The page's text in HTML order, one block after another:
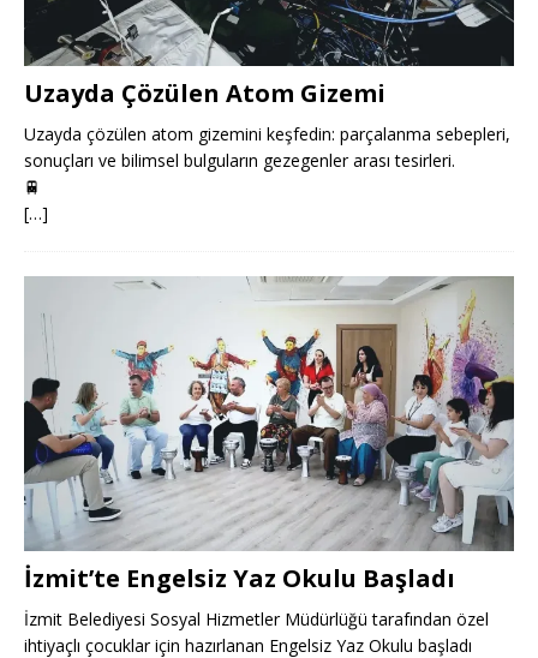
Uzayda Çözülen Atom Gizemi
Uzayda çözülen atom gizemini keşfedin: parçalanma sebepleri,
sonuçları ve bilimsel bulguların gezegenler arası tesirleri.
🚆
[…]
İzmit’te Engelsiz Yaz Okulu Başladı
İzmit Belediyesi Sosyal Hizmetler Müdürlüğü tarafından özel
ihtiyaçlı çocuklar için hazırlanan Engelsiz Yaz Okulu başladı